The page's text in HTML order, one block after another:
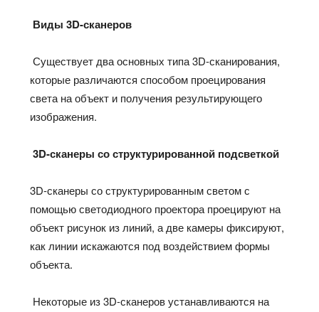
Виды 3D-сканеров
Существует два основных типа 3D-сканирования,
которые различаются способом проецирования
света на объект и получения результирующего
изображения.
3D-сканеры со структурированной подсветкой
3D-сканеры со структурированным светом с
помощью светодиодного проектора проецируют на
объект рисунок из линий, а две камеры фиксируют,
как линии искажаются под воздействием формы
объекта.
Некоторые из 3D-сканеровустанавливаются на